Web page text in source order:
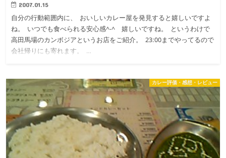
2007.01.15
自分の行動範囲内に、 おいしいカレー屋を発見すると嬉しいですよ
ね。 いつでも食べられる安心感^-^ 嬉しいですね。 というわけで
高田馬場のカンボジアというお店をご紹介。 23:00までやってるので
会社帰りにも寄れます。 …
カレー評価・感想・レビュー